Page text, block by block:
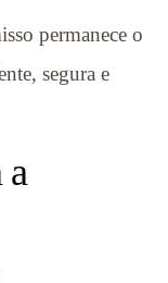
permanece o
segura e